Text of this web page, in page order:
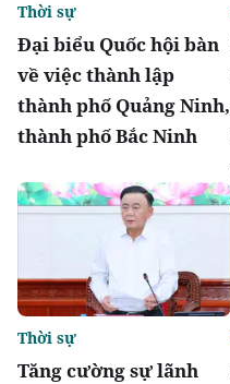
Đại biểu Quốc hội bàn
về việc thành lập
thành phố Quảng Ninh,
thành phố Bắc Ninh
Thời sự
Tăng cường sự lãnh
Thời sự